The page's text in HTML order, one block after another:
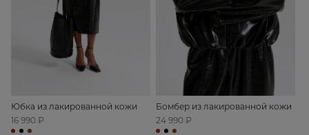
Юбка из лакированной кожи
16 990 ₽
Бомбер из лакированной кожи
24 990 ₽